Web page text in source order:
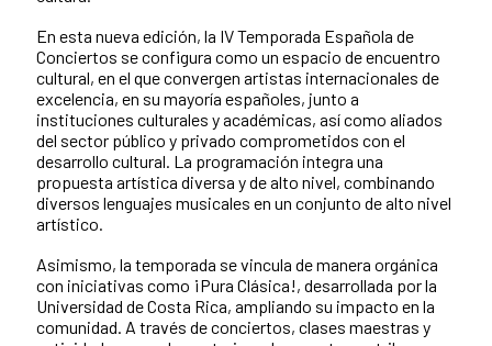
En esta nueva edición, la IV Temporada Española de
Conciertos se configura como un espacio de encuentro
cultural, en el que convergen artistas internacionales de
excelencia, en su mayoría españoles, junto a
instituciones culturales y académicas, así como aliados
del sector público y privado comprometidos con el
desarrollo cultural. La programación integra una
propuesta artística diversa y de alto nivel, combinando
diversos lenguajes musicales en un conjunto de alto nivel
artístico.
Asimismo, la temporada se vincula de manera orgánica
con iniciativas como ¡Pura Clásica!, desarrollada por la
Universidad de Costa Rica, ampliando su impacto en la
comunidad. A través de conciertos, clases maestras y